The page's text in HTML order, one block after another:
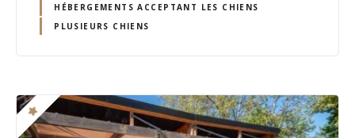
HÉBERGEMENTS ACCEPTANT LES CHIENS
PLUSIEURS CHIENS